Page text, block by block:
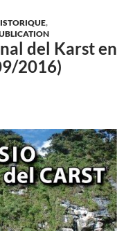
,
del Karst en
2016)